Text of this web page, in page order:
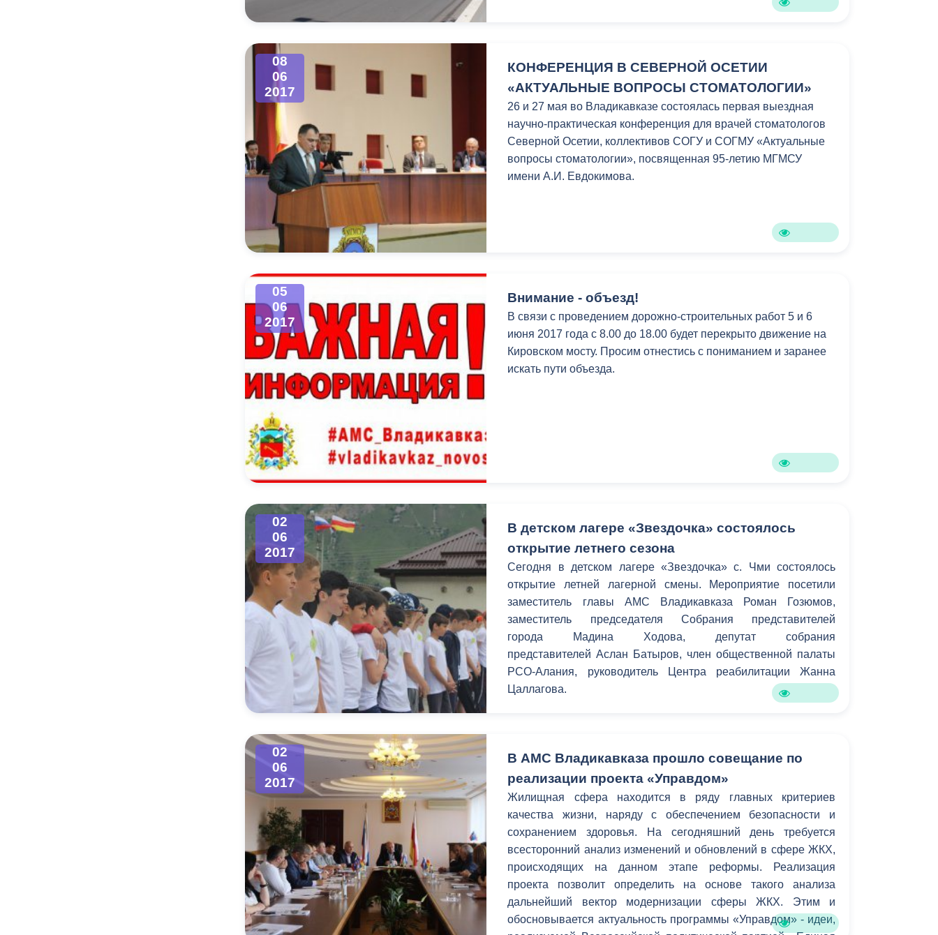
08
06
2017
КОНФЕРЕНЦИЯ В СЕВЕРНОЙ ОСЕТИИ
«АКТУАЛЬНЫЕ ВОПРОСЫ СТОМАТОЛОГИИ»
26 и 27 мая во Владикавказе состоялась первая выездная
научно-практическая конференция для врачей стоматологов
Северной Осетии, коллективов СОГУ и СОГМУ «Актуальные
вопросы стоматологии», посвященная 95-летию МГМСУ
имени А.И. Евдокимова.
05
06
2017
Внимание - объезд!
В связи с проведением дорожно-строительных работ 5 и 6
июня 2017 года с 8.00 до 18.00 будет перекрыто движение на
Кировском мосту. Просим отнестись с пониманием и заранее
искать пути объезда.
02
06
2017
В детском лагере «Звездочка» состоялось
открытие летнего сезона
Сегодня в детском лагере «Звездочка» с. Чми состоялось
открытие летней лагерной смены. Мероприятие посетили
заместитель главы АМС Владикавказа Роман Гозюмов,
заместитель председателя Собрания представителей
города Мадина Ходова, депутат собрания
представителей Аслан Батыров, член общественной палаты
РСО-Алания, руководитель Центра реабилитации Жанна
Цаллагова.
02
06
2017
В АМС Владикавказа прошло совещание по
реализации проекта «Управдом»
Жилищная сфера находится в ряду главных критериев
качества жизни, наряду с обеспечением безопасности и
сохранением здоровья. На сегодняшний день требуется
всесторонний анализ изменений и обновлений в сфере ЖКХ,
происходящих на данном этапе реформы. Реализация
проекта позволит определить на основе такого анализа
дальнейший вектор модернизации сферы ЖКХ. Этим и
обосновывается актуальность программы «Управдом» - идеи,